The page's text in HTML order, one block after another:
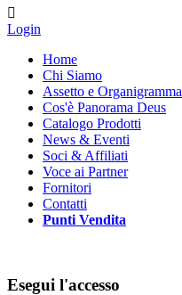
Login
Home
Chi Siamo
Assetto e Organigramma
Cos'è Panorama Deus
Catalogo Prodotti
News & Eventi
Soci & Affiliati
Voce ai Partner
Fornitori
Contatti
Punti Vendita
Esegui l'accesso